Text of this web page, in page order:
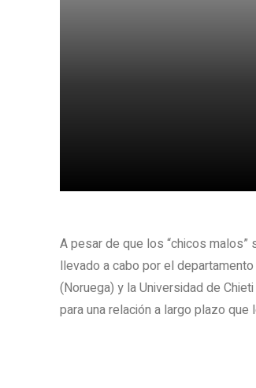
A pesar de que los “chicos
llevado a cabo por el
(Noruega) y la Universidad de
para una relación a largo plazo